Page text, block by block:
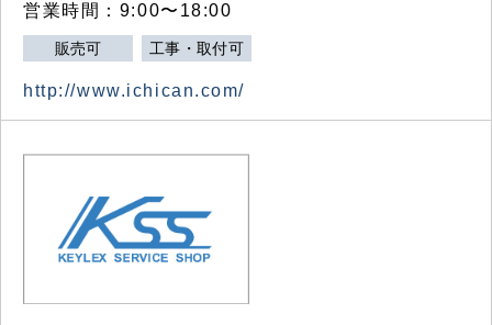
営業時間：9:00〜18:00
販売可 工事・取付可
http://www.ichican.com/